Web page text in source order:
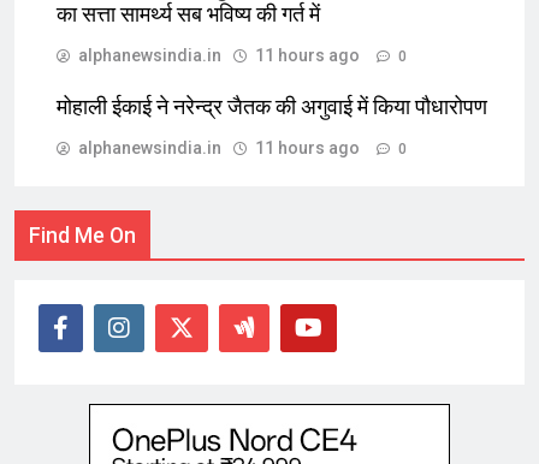
का सत्ता सामर्थ्य सब भविष्य की गर्त में
alphanewsindia.in 11 hours ago 0
मोहाली ईकाई ने नरेन्द्र जैतक की अगुवाई में किया पौधारोपण
alphanewsindia.in 11 hours ago 0
Find Me On